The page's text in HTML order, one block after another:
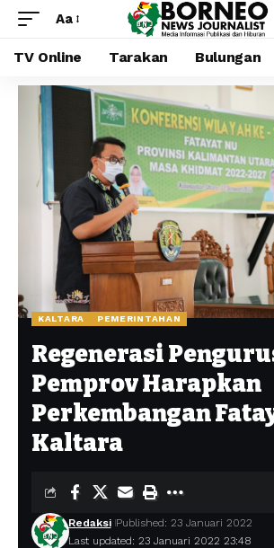
Aa
TV Online Tarakan Bulungan
KALTARA PEMERINTAHAN
Regenerasi
Pemprov Harapkan
Perkembangan
Kaltara
Last updated: 23 Januari 2022 23:48
Redaksi Published: 23 Januari 2022